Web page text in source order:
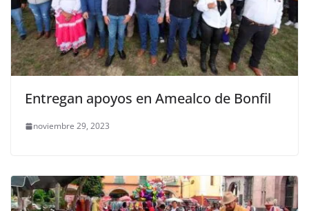
Entregan apoyos en Amealco de Bonfil
noviembre 29, 2023